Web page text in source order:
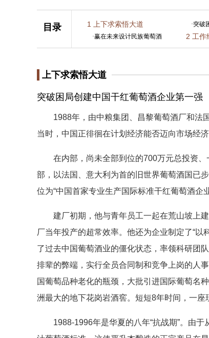
目录 1 上下求索悟大道 ·突破
·赢在未来设计民族葡萄酒 2 工作
上下求索悟大道
突破困局创建中国干红葡萄酒企业第一强
1988年，由中粮集团、昌黎葡萄酒厂和法国
当时，中国正徘徊在计划经济能否迈向市场经
在内部，尚未全部到位的700万元总投资、
部，以法国、意大利为首的旧世界葡萄酒国已
位为“中国首家专业生产国际标准干红葡萄酒企
建厂初期，他与青年员工一起在荒山坡上建
厂当年投产的超常效率。他还为企业制定了“
了过去中国葡萄酒业的僵化状态，率领科研团
排辈的弊端，实行全员合同制和竞争上岗的人
国葡萄品种老化的瓶颈，大批引进国际葡萄名
洲最大的地下花岗岩酒窖。短短8年时间，一座
1988-1996年是华夏的八年“抗战期”。由于